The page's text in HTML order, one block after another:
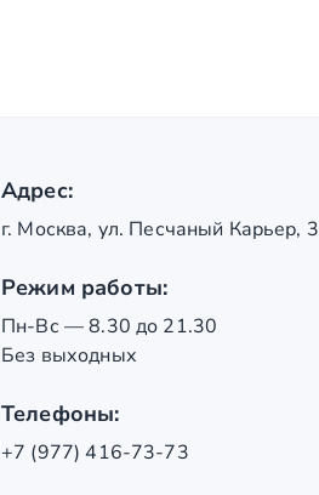
Адрес:
г. Москва, ул. Песчаный Карьер, 3
Режим работы:
Пн-Вс — 8.30 до 21.30
Без выходных
Телефоны:
+7 (977) 416-73-73